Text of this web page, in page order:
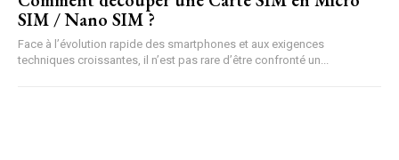
SIM / Nano SIM ?
Face à l’évolution rapide des smartphones et aux exigences
techniques croissantes, il n’est pas rare d’être confronté un...